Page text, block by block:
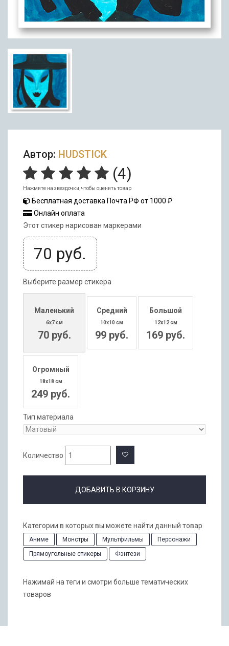
Автор: HUDSTICK
(4)
Нажмите на звездочки, чтобы оценить товар
Бесплатная доставка Почта РФ от 1000 ₽
Онлайн оплата
Этот стикер нарисован маркерами
70 руб.
Выберите размер стикера
Маленький
6x7 см
70 руб.
Средний
10x10 см
99 руб.
Большой
12x12 см
169 руб.
Огромный
18x18 см
249 руб.
Тип материала
Количество
ДОБАВИТЬ В КОРЗИНУ
Категории в которых вы можете найти данный товар
Аниме Монстры Мультфильмы
Персонажи
Прямоугольные стикеры
Фэнтези
Нажимай на теги и смотри больше тематических
товаров